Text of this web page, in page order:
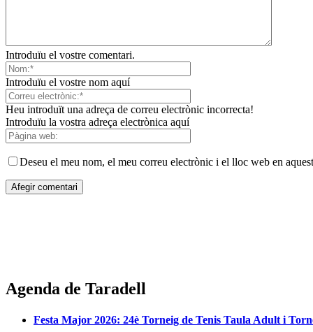
Introduïu el vostre comentari.
Introduïu el vostre nom aquí
Heu introduït una adreça de correu electrònic incorrecta!
Introduïu la vostra adreça electrònica aquí
Deseu el meu nom, el meu correu electrònic i el lloc web en
Agenda de Taradell
Festa Major 2026: 24è Torneig de Tenis Taula Adult i